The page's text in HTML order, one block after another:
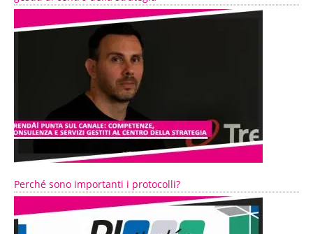
Perché sono importanti i protocolli?